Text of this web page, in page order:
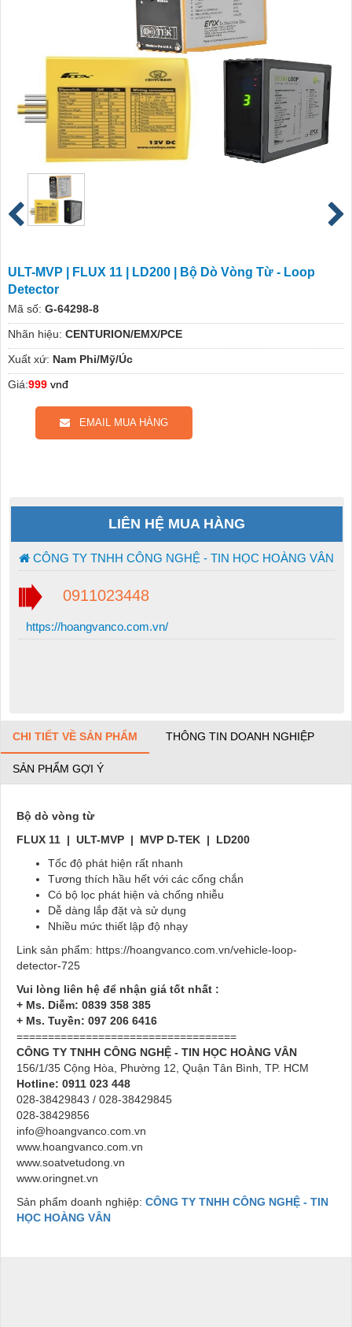
ULT-MVP | FLUX 11 | LD200 | Bộ Dò Vòng Từ - Loop
Detector
Mã số: G-64298-8
Nhãn hiệu: CENTURION/EMX/PCE
Xuất xứ: Nam Phi/Mỹ/Úc
Giá:999 vnđ
EMAIL MUA HÀNG
LIÊN HỆ MUA HÀNG
CÔNG TY TNHH CÔNG NGHỆ - TIN HỌC HOÀNG VÂN
0911023448
https://hoangvanco.com.vn/
CHI TIẾT VỀ SẢN PHẨM THÔNG TIN DOANH NGHIỆP
SẢN PHẨM GỢI Ý
Bộ dò vòng từ
FLUX 11 | ULT-MVP | MVP D-TEK | LD200
Tốc độ phát hiện rất nhanh
Tương thích hầu hết với các cổng chắn
Có bộ lọc phát hiện và chống nhiễu
Dễ dàng lắp đặt và sử dụng
Nhiều mức thiết lập độ nhạy
Link sản phẩm: https://hoangvanco.com.vn/vehicle-loop-
detector-725
Vui lòng liên hệ để nhận giá tốt nhất :
+ Ms. Diễm: 0839 358 385
+ Ms. Tuyền: 097 206 6416
===================================
CÔNG TY TNHH CÔNG NGHỆ - TIN HỌC HOÀNG VÂN
156/1/35 Cộng Hòa, Phường 12, Quận Tân Bình, TP. HCM
Hotline: 0911 023 448
028-38429843 / 028-38429845
028-38429856
info@hoangvanco.com.vn
www.hoangvanco.com.vn
www.soatvetudong.vn
www.oringnet.vn
Sản phẩm doanh nghiệp: CÔNG TY TNHH CÔNG NGHỆ - TIN
HỌC HOÀNG VÂN